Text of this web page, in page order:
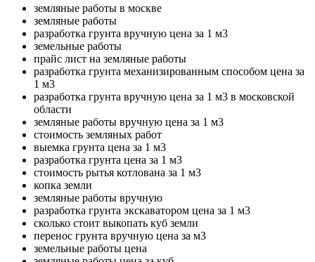
земляные работы в москве
земляные работы
разработка грунта вручную цена за 1 м3
земельные работы
прайс лист на земляные работы
разработка грунта механизированным способом цена за
1 м3
разработка грунта вручную цена за 1 м3 в московской
области
земляные работы вручную цена за 1 м3
стоимость земляных работ
выемка грунта цена за 1 м3
разработка грунта цена за 1 м3
стоимость рытья котлована за 1 м3
копка земли
земляные работы вручную
разработка грунта экскаватором цена за 1 м3
сколько стоит выкопать куб земли
перенос грунта вручную цена за м3
земельные работы цена